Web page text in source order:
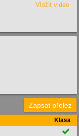
Vložit video
Zapsat přelez
Klasa
